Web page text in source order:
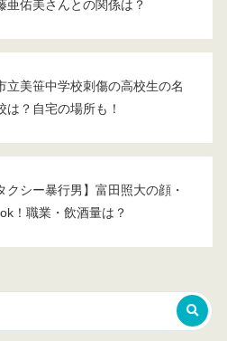
亜佑美さんとの関係は？
立美笹中学校刺傷の高校生の名
は？自宅の場所も！
クシー暴行男】富田照大の顔・
！職業・飲酒量は？